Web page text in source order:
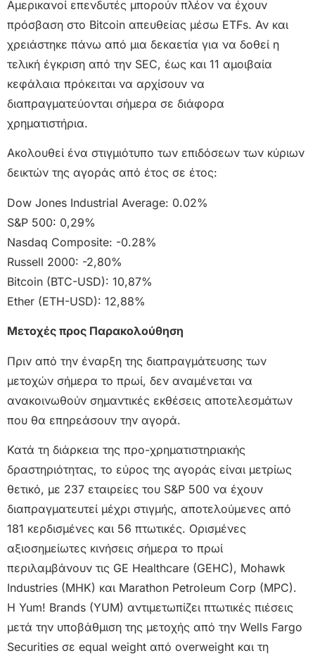
Αμερικανοί επενδυτές μπορούν πλέον να έχουν
πρόσβαση στο Bitcoin απευθείας μέσω ETFs. Αν και
χρειάστηκε πάνω από μια δεκαετία για να δοθεί η
τελική έγκριση από την SEC, έως και 11 αμοιβαία
κεφάλαια πρόκειται να αρχίσουν να
διαπραγματεύονται σήμερα σε διάφορα
χρηματιστήρια.
Ακολουθεί ένα στιγμιότυπο των επιδόσεων των κύριων
δεικτών της αγοράς από έτος σε έτος:
Dow Jones Industrial Average: 0.02%
S&P 500: 0,29%
Nasdaq Composite: -0.28%
Russell 2000: -2,80%
Bitcoin (BTC-USD): 10,87%
Ether (ETH-USD): 12,88%
Μετοχές προς Παρακολούθηση
Πριν από την έναρξη της διαπραγμάτευσης των
μετοχών σήμερα το πρωί, δεν αναμένεται να
ανακοινωθούν σημαντικές εκθέσεις αποτελεσμάτων
που θα επηρεάσουν την αγορά.
Κατά τη διάρκεια της προ-χρηματιστηριακής
δραστηριότητας, το εύρος της αγοράς είναι μετρίως
θετικό, με 237 εταιρείες του S&P 500 να έχουν
διαπραγματευτεί μέχρι στιγμής, αποτελούμενες από
181 κερδισμένες και 56 πτωτικές. Ορισμένες
αξιοσημείωτες κινήσεις σήμερα το πρωί
περιλαμβάνουν τις GE Healthcare (GEHC), Mohawk
Industries (MHK) και Marathon Petroleum Corp (MPC).
Η Yum! Brands (YUM) αντιμετωπίζει πτωτικές πιέσεις
μετά την υποβάθμιση της μετοχής από την Wells Fargo
Securities σε equal weight από overweight και τη